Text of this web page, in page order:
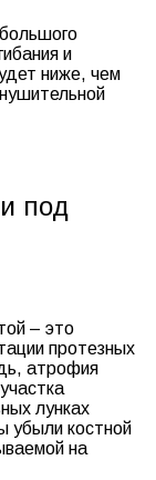
и
ниже, чем
под
– это
протезных
атрофия
лунках
убыли костной
на